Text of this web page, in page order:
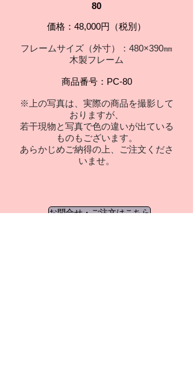
80
価格：48,000円（税別）
フレームサイズ（外寸）：480×390㎜
木製フレーム
商品番号：PC-80
※上の写真は、実際の商品を撮影して
おりますが、
若干現物と写真で色の違いが出ている
ものもございます。
あらかじめご納得の上、ご注文くださ
いませ。
お問合せ・ご注文はこちら